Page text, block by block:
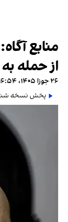
منابع
از حمله
۲۶ جوزا ۱۴۰۵، ۱۶:۵۴ (‎+۱ گرینویچ)
پخش نسخه